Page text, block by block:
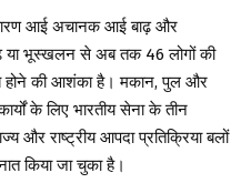
कारण आई अचानक आई बाढ़ और
या भूस्खलन से अब तक 46 लोगों की
की आशंका है। मकान, पुल और
के लिए भारतीय सेना के तीन
और राष्ट्रीय आपदा प्रतिक्रिया बलों
किया जा चुका है।